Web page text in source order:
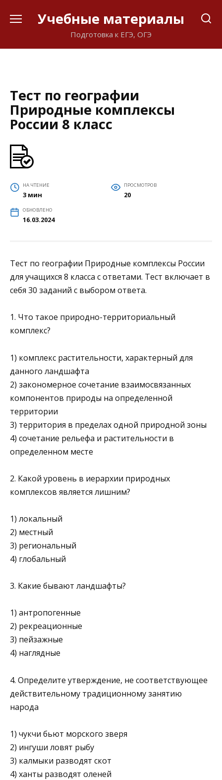
Учебные материалы
Подготовка к ЕГЭ, ОГЭ
Тест по географии
Природные комплексы
России 8 класс
НА ЧТЕНИЕ
3 мин
ПРОСМОТРОВ
20
ОБНОВЛЕНО
16.03.2024
Тест по географии Природные комплексы России
для учащихся 8 класса с ответами. Тест включает в
себя 30 заданий с выбором ответа.
1. Что такое природно-территориальный
комплекс?
1) комплекс растительности, характерный для
данного ланд­шафта
2) закономерное сочетание взаимосвязанных
компонентов природы на определенной
территории
3) территория в пределах одной природной зоны
4) сочетание рельефа и растительности в
определенном месте
2. Какой уровень в иерархии природных
комплексов является лишним?
1) локальный
2) местный
3) региональный
4) глобальный
3. Какие бывают ландшафты?
1) антропогенные
2) рекреационные
3) пейзажные
4) наглядные
4. Определите утверждение, не соответствующее
действительному традиционному занятию
народа
1) чукчи бьют морского зверя
2) ингуши ловят рыбу
3) калмыки разводят скот
4) ханты разводят оленей